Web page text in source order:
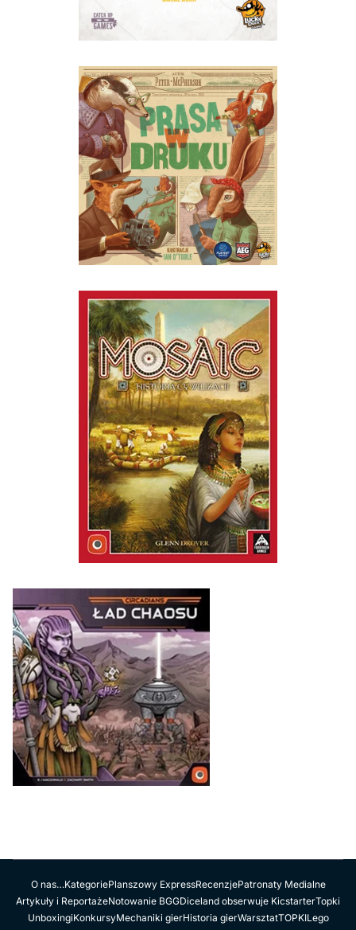
O nas…KategoriePlanszowy ExpressRecenzjePatronaty Medialne
Artykuły i ReportażeNotowanie BGGDiceland obserwuje KicstarterTopki
UnboxingiKonkursyMechaniki gierHistoria gierWarsztatTOPKILego